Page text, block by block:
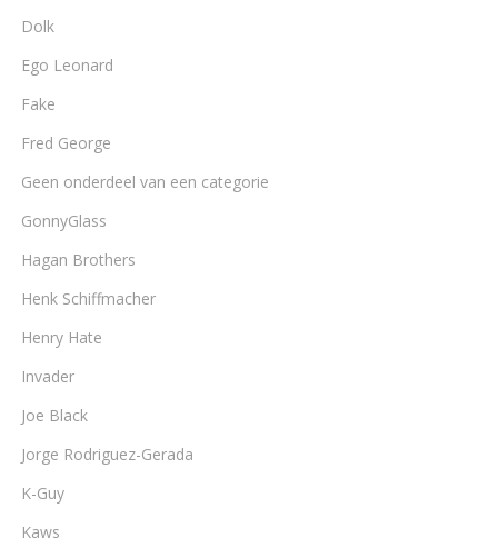
Dolk
Ego Leonard
Fake
Fred George
Geen onderdeel van een categorie
GonnyGlass
Hagan Brothers
Henk Schiffmacher
Henry Hate
Invader
Joe Black
Jorge Rodriguez-Gerada
K-Guy
Kaws